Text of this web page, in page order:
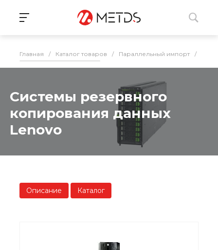
Главная / Каталог товаров / Параллельный импорт /
Системы резервного
копирования данных
Lenovo
Описание Каталог